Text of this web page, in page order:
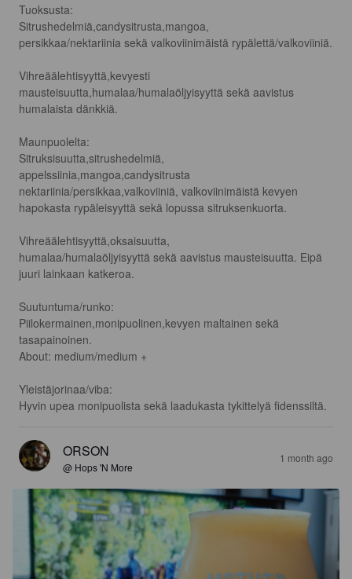
Tuoksusta:
Sitrushedelmiä,candysitrusta,mangoa,
persikkaa/nektariinia sekä valkoviinimäistä rypälettä/valkoviiniä.
Vihreäälehtisyyttä,kevyesti
mausteisuutta,humalaa/humalaöljyisyyttä sekä aavistus
humalaista dänkkiä.
Maunpuolelta:
Sitruksisuutta,sitrushedelmiä,
appelssiinia,mangoa,candysitrusta
nektariinia/persikkaa,valkoviiniä, valkoviinimäistä kevyen
hapokasta rypäleisyyttä sekä lopussa sitruksenkuorta.
Vihreäälehtisyyttä,oksaisuutta,
humalaa/humalaöljyisyyttä sekä aavistus mausteisuutta. Eipä
juuri lainkaan katkeroa.
Suutuntuma/runko:
Piilokermainen,monipuolinen,kevyen maltainen sekä
tasapainoinen.
About: medium/medium +
Yleistäjorinaa/viba:
Hyvin upea monipuolista sekä laadukasta tykittelyä fidenssiltä.
ORSON
@ Hops 'N More
1 month ago